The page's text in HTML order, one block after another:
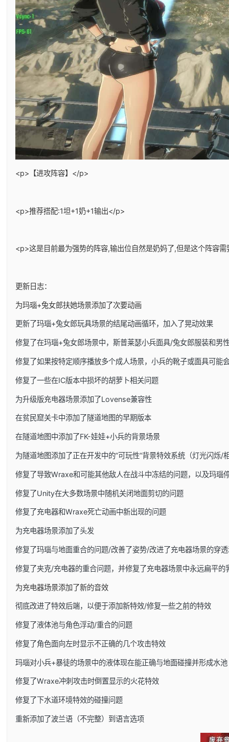
<p>【进攻阵容】</p>
<p>推荐搭配:1坦+1奶+1输出</p>
<p>这是目前最为强势的阵容,输出位自然是奶妈了,但是这个阵容
更新日志：
为玛瑙+兔女郎扶她场景添加了次要动画
更新了玛瑙+兔女郎玩具场景的结尾动画循环，加入了晃动效果
修复了在玛瑙+兔女郎场景中，斯普莱瑟小兵面具/兔女郎服装和男
修复了如果按特定顺序播放多个成人场景，小兵的靴子或面具可能
修复了一些在IC版本中损坏的胡萝卜相关问题
为升级版充电器场景添加了Lovense兼容性
在贫民窟关卡中添加了隧道地图的早期版本
在隧道地图中添加了FK-娃娃+小兵的背景场景
为隧道地图添加了正在开发中的”可玩性”背景特效系统（灯光闪烁/
修复了导致Wraxe和可能其他敌人在战斗中冻结的问题，以及玛瑙
修复了Unity在大多数场景中随机关闭地面剪切的问题
修复了充电器和Wraxe死亡动画中新出现的问题
为充电器场景添加了头发
修复了玛瑙与地面重合的问题/改善了姿势/改进了充电器场景的穿
修复了夹克/充电器的重合问题，并修复了充电器场景中永远扁平的
为充电器场景添加了新的音效
彻底改进了特效后端，以便于添加新特效/修复一些之前的特效
修复了液体池与角色浮动/重合的问题
修复了角色面向左时显示不正确的几个攻击特效
玛瑙对小兵+暴徒的场景中的液体现在能正确与地面碰撞并形成水池
修复了Wraxe冲刺攻击时倒置显示的火花特效
修复了下水道环境特效的碰撞问题
重新添加了波兰语（不完整）到语言选项